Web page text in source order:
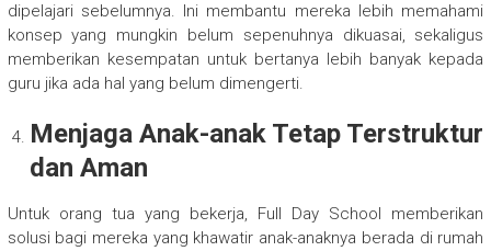
dipelajari sebelumnya. Ini membantu mereka lebih memahami
konsep yang mungkin belum sepenuhnya dikuasai, sekaligus
memberikan kesempatan untuk bertanya lebih banyak kepada
guru jika ada hal yang belum dimengerti.
Menjaga Anak-anak Tetap Terstruktur
dan Aman
Untuk orang tua yang bekerja, Full Day School memberikan
solusi bagi mereka yang khawatir anak-anaknya berada di rumah